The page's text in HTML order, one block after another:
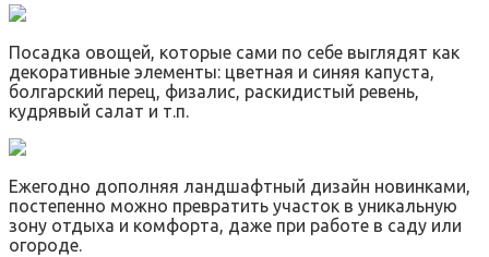
Посадка овощей, которые сами по себе выглядят как
декоративные элементы: цветная и синяя капуста,
болгарский перец, физалис, раскидистый ревень,
кудрявый салат и т.п.
Ежегодно дополняя ландшафтный дизайн новинками,
постепенно можно превратить участок в уникальную
зону отдыха и комфорта, даже при работе в саду или
огороде.